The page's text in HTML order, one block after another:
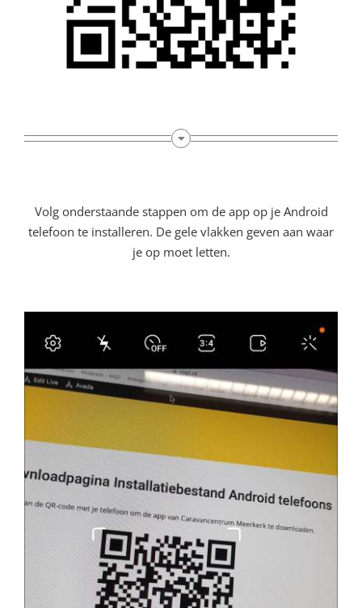
Volg onderstaande stappen om de app op je Android
telefoon te installeren. De gele vlakken geven aan waar
je op moet letten.